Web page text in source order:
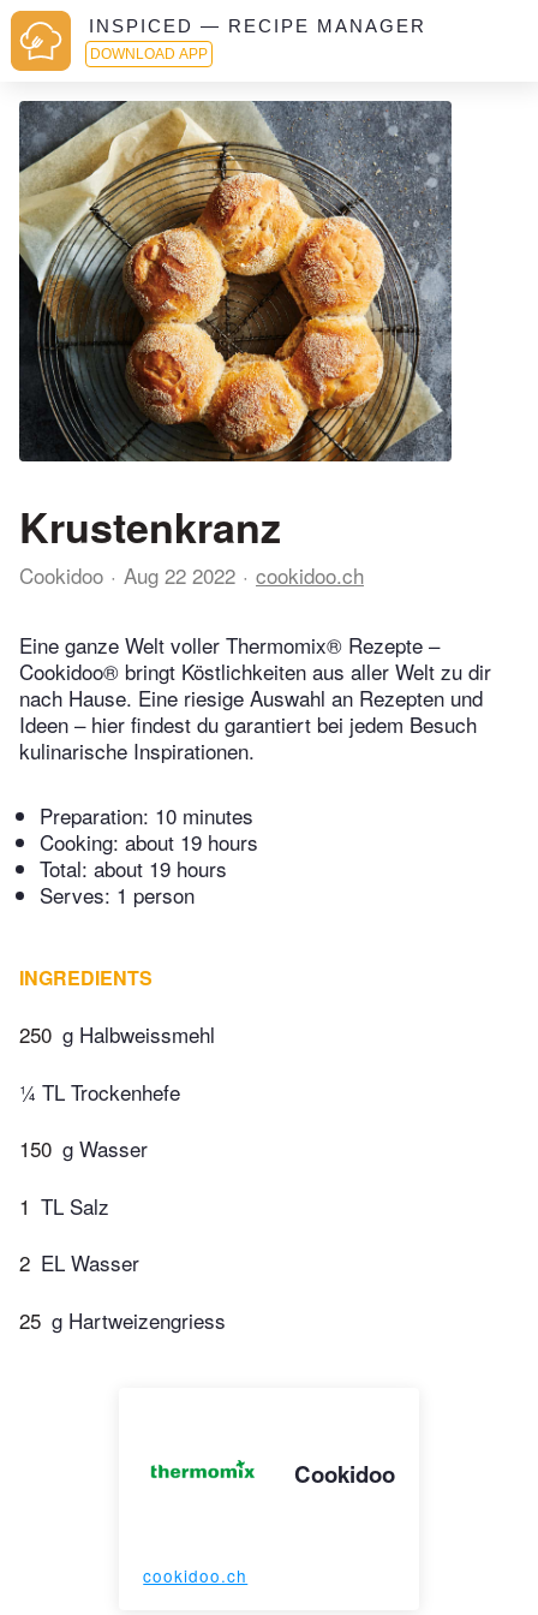
INSPICED — RECIPE MANAGER
DOWNLOAD APP
Krustenkranz
Cookidoo Aug 22 2022 cookidoo.ch
Eine ganze Welt voller Thermomix® Rezepte –
Cookidoo® bringt Köstlichkeiten aus aller Welt zu dir
nach Hause. Eine riesige Auswahl an Rezepten und
Ideen – hier findest du garantiert bei jedem Besuch
kulinarische Inspirationen.
Preparation: 10 minutes
Cooking: about 19 hours
Total: about 19 hours
Serves: 1 person
INGREDIENTS
250 g Halbweissmehl
¼ TL Trockenhefe
150 g Wasser
1 TL Salz
2 EL Wasser
25 g Hartweizengriess
Cookidoo
cookidoo.ch